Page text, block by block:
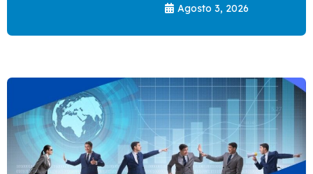
Agosto 3, 2026